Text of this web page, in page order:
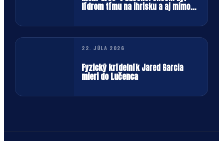
lídrom tímu na ihrisku a aj mimo
22. JÚLA 2026
Fyzický krídelník Jared Garcia
mieri do Lučenca